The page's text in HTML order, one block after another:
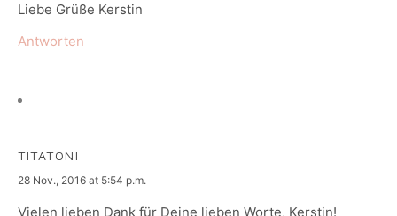
Liebe Grüße Kerstin
Antworten
TITATONI
says:
28 Nov., 2016 at 5:54 p.m.
Vielen lieben Dank für Deine lieben Worte, Kerstin!